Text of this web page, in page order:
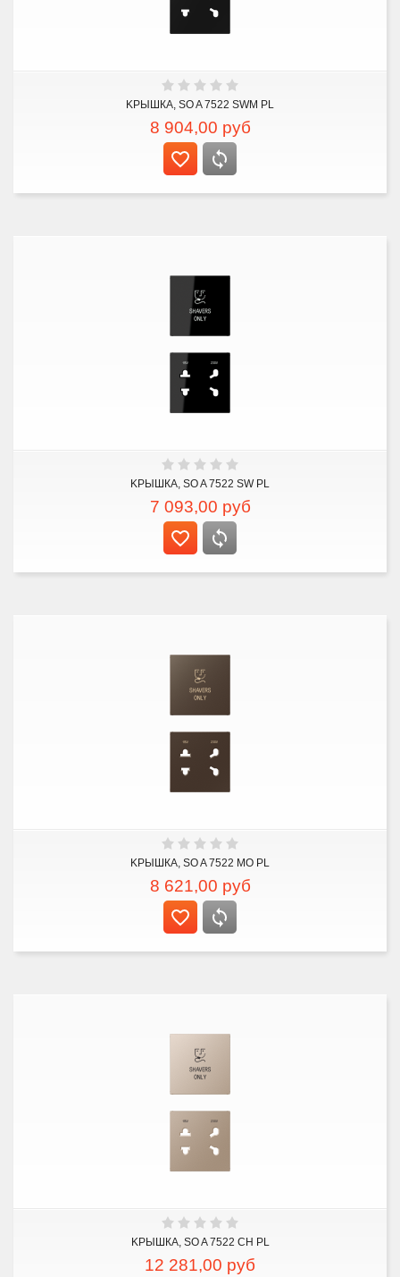
KРЫШКА, SO A 7522 SWM PL
8 904,00 руб
KРЫШКА, SO A 7522 SW PL
7 093,00 руб
KРЫШКА, SO A 7522 MO PL
8 621,00 руб
KРЫШКА, SO A 7522 CH PL
12 281,00 руб